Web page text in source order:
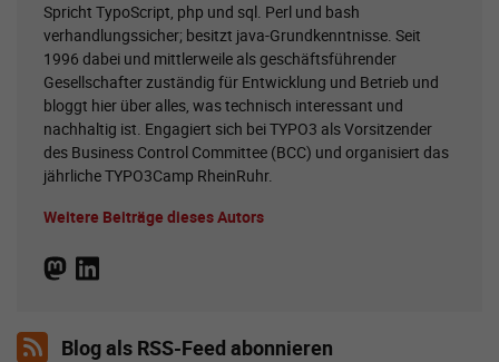
Spricht TypoScript, php und sql. Perl und bash
verhandlungssicher; besitzt java-Grundkenntnisse. Seit
1996 dabei und mittlerweile als geschäftsführender
Gesellschafter zuständig für Entwicklung und Betrieb und
bloggt hier über alles, was technisch interessant und
nachhaltig ist. Engagiert sich bei TYPO3 als Vorsitzender
des Business Control Committee (BCC) und organisiert das
jährliche TYPO3Camp RheinRuhr.
Weitere Beiträge dieses Autors
Blog als RSS-Feed abonnieren